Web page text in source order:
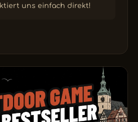
uns einfach direkt!